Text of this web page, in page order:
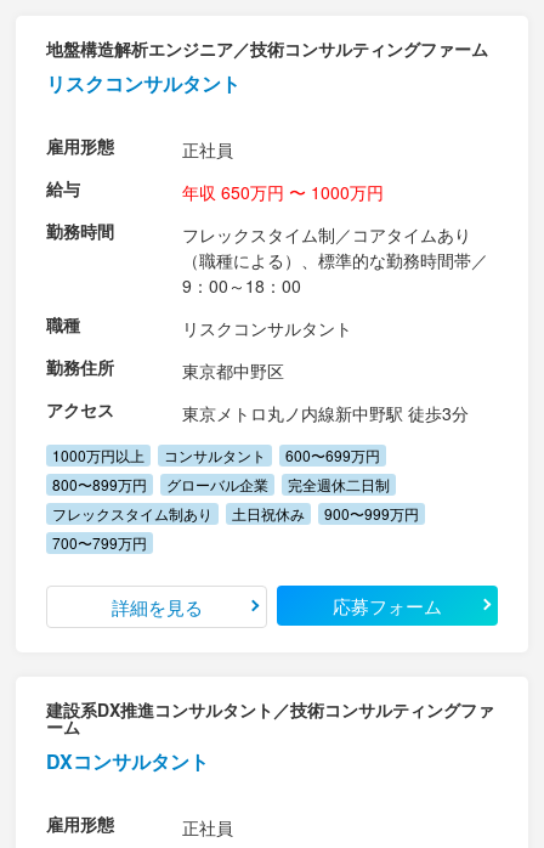
地盤構造解析エンジニア／技術コンサルティングファーム
リスクコンサルタント
雇用形態
正社員
給与
年収 650万円 〜 1000万円
勤務時間
フレックスタイム制／コアタイムあり
（職種による）、標準的な勤務時間帯／
9：00～18：00
職種
リスクコンサルタント
勤務住所
東京都中野区
アクセス
東京メトロ丸ノ内線新中野駅 徒歩3分
1000万円以上 コンサルタント
600〜699万円
800〜899万円
グローバル企業
完全週休二日制
フレックスタイム制あり
土日祝休み
900〜999万円
700〜799万円
詳細を見る 応募フォーム
建設系DX推進コンサルタント／技術コンサルティングファ
ーム
DXコンサルタント
雇用形態 正社員